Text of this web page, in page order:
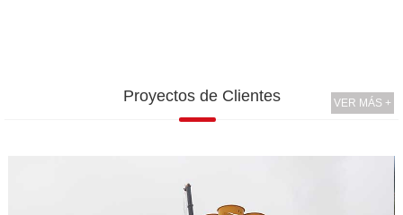
Proyectos de Clientes VER MÁS +